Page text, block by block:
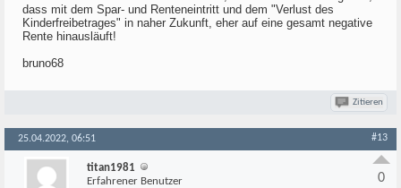
dass mit dem Spar- und Renteneintritt und dem "Verlust des
Kinderfreibetrages" in naher Zukunft, eher auf eine gesamt negative
Rente hinausläuft!
bruno68
Zitieren
25.04.2022, 06:51 #13
titan1981
Erfahrener Benutzer
0